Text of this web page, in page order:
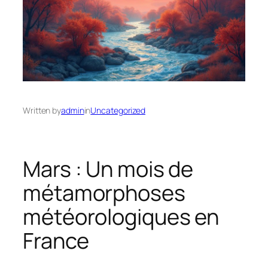
Written byadmininUncategorized
Mars : Un mois de
métamorphoses
météorologiques en
France